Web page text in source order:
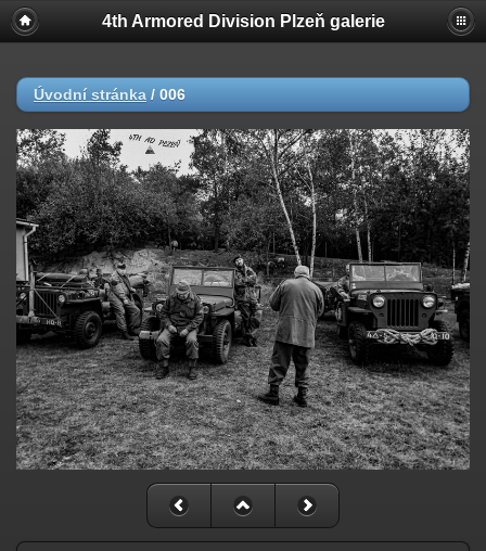
4th Armored Division Plzeň galerie
Úvodní stránka / 006